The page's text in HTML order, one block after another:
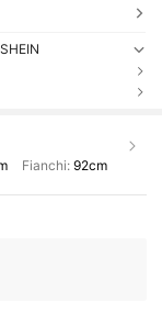
Fianchi: 92cm